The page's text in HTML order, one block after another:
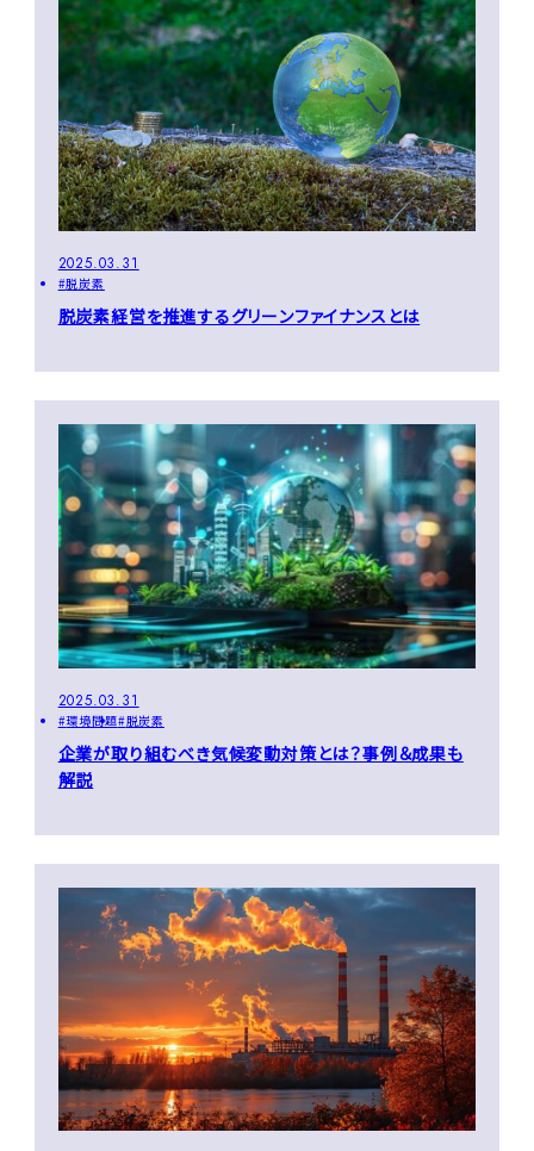
2025.03.31
脱炭素
脱炭素経営を推進するグリーンファイナンスとは
2025.03.31
環境問題 脱炭素
企業が取り組むべき気候変動対策とは？事例＆成果も
解説